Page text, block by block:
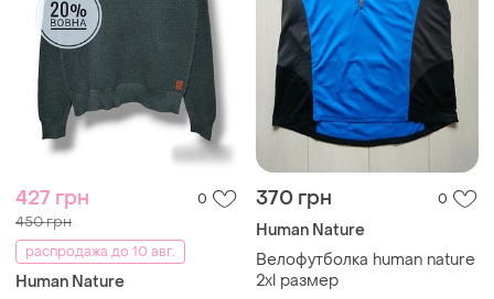
427 грн 0
450 грн
распродажа до 10 авг.
Human Nature
370 грн 0
Human Nature
Велофутболка human nature
2xl размер